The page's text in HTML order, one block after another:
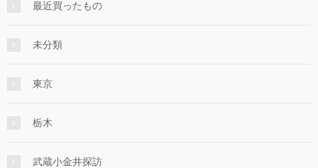
最近買ったもの
未分類
東京
栃木
武蔵小金井探訪